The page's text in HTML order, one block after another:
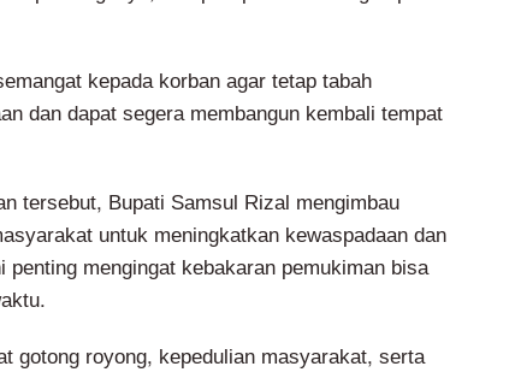
kepada korban agar tetap tabah
dan dapat segera membangun kembali tempat
tersebut, Bupati Samsul Rizal mengimbau
untuk meningkatkan kewaspadaan dan
penting mengingat kebakaran pemukiman bisa
gotong royong, kepedulian masyarakat, serta